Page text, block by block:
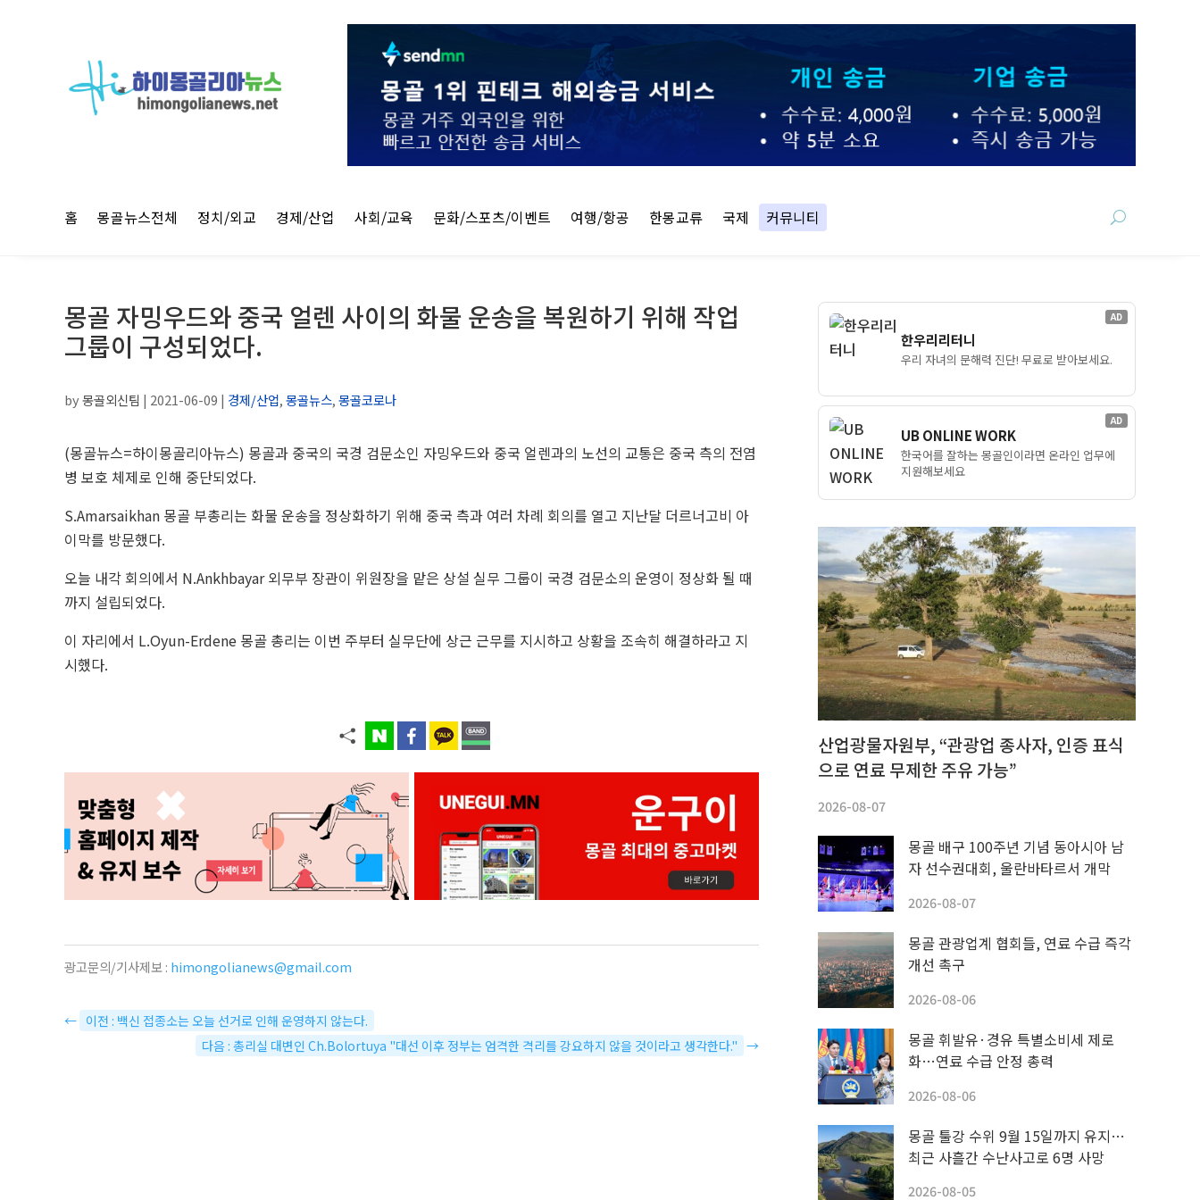
홈 몽골뉴스전체 정치/외교 경제/산업 사회/교육 문화/스포츠/이벤트 여행/항공 한몽교류 국제 커뮤니티
몽골 자밍우드와 중국 얼렌 사이의 화물 운송을 복원하기 위해 작업
그룹이 구성되었다.
by몽골외신팀 | 2021-06-09 | 경제/산업,몽골뉴스,몽골코로나
(몽골뉴스=하이몽골리아뉴스) 몽골과 중국의 국경 검문소인 자밍우드와 중국 얼렌과의 노선의 교통은 중국 측의 전염
병 보호 체제로 인해 중단되었다.
S.Amarsaikhan 몽골 부총리는 화물 운송을 정상화하기 위해 중국 측과 여러 차례 회의를 열고 지난달 더르너고비 아
이막를 방문했다.
오늘 내각 회의에서 N.Ankhbayar 외무부 장관이 위원장을 맡은 상설 실무 그룹이 국경 검문소의 운영이 정상화 될 때
까지 설립되었다.
이 자리에서 L.Oyun-Erdene 몽골 총리는 이번 주부터 실무단에 상근 근무를 지시하고 상황을 조속히 해결하라고 지
시했다.
광고문의/기사제보 : himongolianews@gmail.com
← 이전 : 백신 접종소는 오늘 선거로 인해 운영하지 않는다.
다음 : 총리실 대변인 Ch.Bolortuya "대선 이후 정부는 엄격한 격리를 강요하지 않을 것이라고 생각한다." →
AD
한우리리터니
우리 자녀의 문해력 진단! 무료로 받아보세요.
AD
UB ONLINE WORK
한국어를 잘하는 몽골인이라면 온라인 업무에
지원해보세요
산업광물자원부, “관광업 종사자, 인증 표식
으로 연료 무제한 주유 가능”
2026-08-07
몽골 배구 100주년 기념 동아시아 남
자 선수권대회, 울란바타르서 개막
2026-08-07
몽골 관광업계 협회들, 연료 수급 즉각
개선 촉구
2026-08-06
몽골 휘발유·경유 특별소비세 제로
화…연료 수급 안정 총력
2026-08-06
몽골 툴강 수위 9월 15일까지 유지…
최근 사흘간 수난사고로 6명 사망
2026-08-05